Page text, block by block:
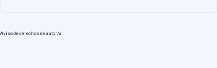
Aviso de derechos de autor/a